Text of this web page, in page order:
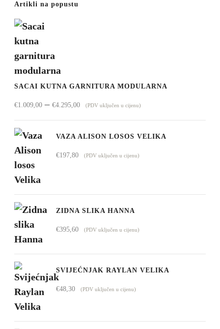
Artikli na popustu
SACAI KUTNA GARNITURA MODULARNA
€1.009,00 – €4.295,00Raspon
cijena:
od
(PDV uključen u cijenu)
VAZA ALISON LOSOS VELIKA
€197,80 (PDV uključen u cijenu)
ZIDNA SLIKA HANNA
€395,60 (PDV uključen u cijenu)
SVIJEĆNJAK RAYLAN VELIKA
€48,30 (PDV uključen u cijenu)